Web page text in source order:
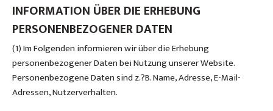
INFORMATION ÜBER DIE ERHEBUNG
PERSONENBEZOGENER DATEN
(1) Im Folgenden informieren wir über die Erhebung
personenbezogener Daten bei Nutzung unserer Website.
Personenbezogene Daten sind z.?B. Name, Adresse, E-Mail-
Adressen, Nutzerverhalten.